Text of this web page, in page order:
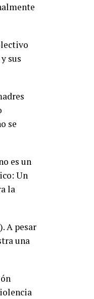
sus
se
es un
Un
la
A pesar
una